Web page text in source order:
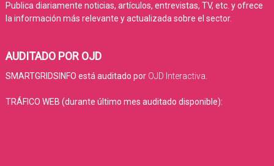
Publica diariamente noticias, artículos, entrevistas, TV, etc. y ofrece
la información más relevante y actualizada sobre el sector.
AUDITADO POR OJD
SMARTGRIDSINFO está auditado por OJD Interactiva.
TRÁFICO WEB (durante último mes auditado disponible):